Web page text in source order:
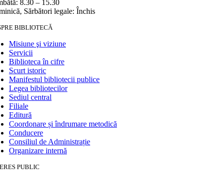
8.30 – 15.30
Sărbători legale: Închis
BIBLIOTECĂ
Misiune şi viziune
Servicii
Biblioteca în cifre
Scurt istoric
Manifestul bibliotecii publice
Legea bibliotecilor
Sediul central
Filiale
Editură
Coordonare și îndrumare metodică
Conducere
Consiliul de Administrație
Organizare internă
PUBLIC